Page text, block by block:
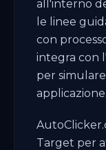
all'interno
le linee
con
integra con
per
applicazione.
Target per